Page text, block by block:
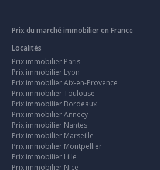
Prix du marché immobilier en France
Localités
Prix immobilier Paris
Prix immobilier Lyon
Prix immobilier Aix-en-Provence
Prix immobilier Toulouse
Prix immobilier Bordeaux
Prix immobilier Annecy
Prix immobilier Nantes
Prix immobilier Marseille
Prix immobilier Montpellier
Prix immobilier Lille
Prix immobilier Nice